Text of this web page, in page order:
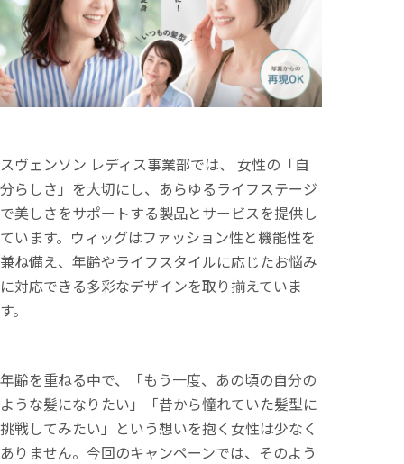
スヴェンソン レディス事業部では、 女性の「自
分らしさ」を大切にし、あらゆるライフステージ
で美しさをサポートする製品とサービスを提供し
ています。ウィッグはファッション性と機能性を
兼ね備え、年齢やライフスタイルに応じたお悩み
に対応できる多彩なデザインを取り揃えていま
す。
年齢を重ねる中で、「もう一度、あの頃の自分の
ような髪になりたい」「昔から憧れていた髪型に
挑戦してみたい」という想いを抱く女性は少なく
ありません。今回のキャンペーンでは、そのよう